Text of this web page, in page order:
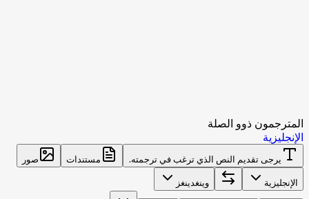
المترجمون ذوو الصلة
الإنجليزية
يرجى تقديم النص الذي ترغب في ترجمته. مستندات
صور
الإنجليزية
وينغدينغز